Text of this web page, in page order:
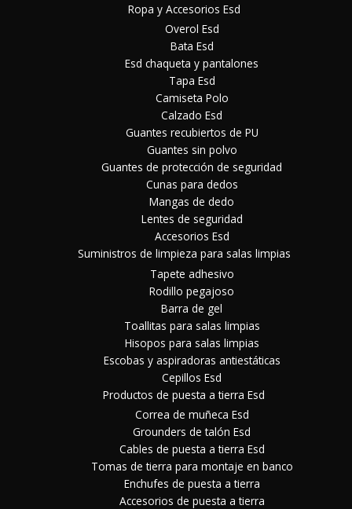
Ropa y Accesorios Esd
Overol Esd
Bata Esd
Esd chaqueta y pantalones
Tapa Esd
Camiseta Polo
Calzado Esd
Guantes recubiertos de PU
Guantes sin polvo
Guantes de protección de seguridad
Cunas para dedos
Mangas de dedo
Lentes de seguridad
Accesorios Esd
Suministros de limpieza para salas limpias
Tapete adhesivo
Rodillo pegajoso
Barra de gel
Toallitas para salas limpias
Hisopos para salas limpias
Escobas y aspiradoras antiestáticas
Cepillos Esd
Productos de puesta a tierra Esd
Correa de muñeca Esd
Grounders de talón Esd
Cables de puesta a tierra Esd
Tomas de tierra para montaje en banco
Enchufes de puesta a tierra
Accesorios de puesta a tierra